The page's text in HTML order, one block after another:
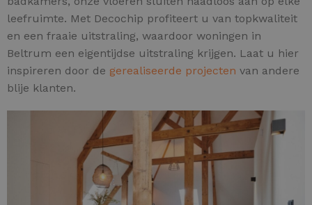
leefruimte. Met Decochip profiteert u van topkwaliteit
en een fraaie uitstraling, waardoor woningen in
Beltrum een eigentijdse uitstraling krijgen. Laat u hier
inspireren door de gerealiseerde projecten van andere
blije klanten.